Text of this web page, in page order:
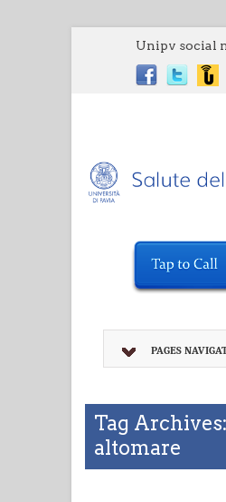
Unipv social
PAGES
Tag
altomare